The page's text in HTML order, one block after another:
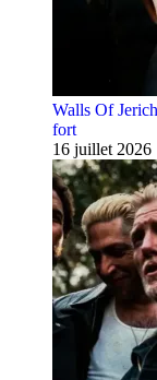
Walls Of
fort
16 juillet 2026